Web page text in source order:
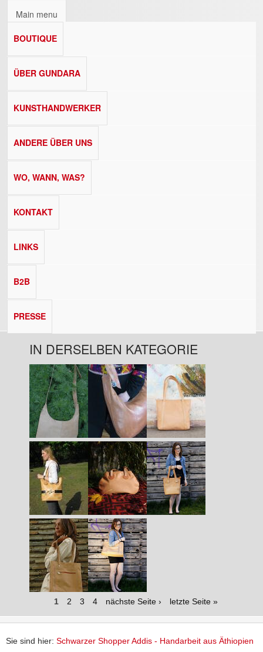
Main menu
BOUTIQUE
ÜBER GUNDARA
KUNSTHANDWERKER
ANDERE ÜBER UNS
WO, WANN, WAS?
KONTAKT
LINKS
B2B
PRESSE
IN DERSELBEN KATEGORIE
Seiten
1 2 3 4 nächste Seite › letzte Seite »
Sie sind hier: Schwarzer Shopper Addis - Handarbeit aus Äthiopien